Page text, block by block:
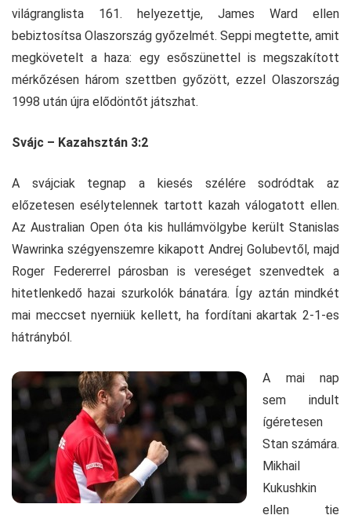
világranglista 161. helyezettje, James Ward ellen
bebiztosítsa Olaszország győzelmét. Seppi megtette, amit
megkövetelt a haza: egy esőszünettel is megszakított
mérkőzésen három szettben győzött, ezzel Olaszország
1998 után újra elődöntőt játszhat.
Svájc – Kazahsztán 3:2
A svájciak tegnap a kiesés szélére sodródtak az
előzetesen esélytelennek tartott kazah válogatott ellen.
Az Australian Open óta kis hullámvölgybe került Stanislas
Wawrinka szégyenszemre kikapott Andrej Golubevtől, majd
Roger Federerrel párosban is vereséget szenvedtek a
hitetlenkedő hazai szurkolók bánatára. Így aztán mindkét
mai meccset nyerniük kellett, ha fordítani akartak 2-1-es
hátrányból.
A mai nap
sem indult
ígéretesen
Stan számára.
Mikhail
Kukushkin
ellen tie